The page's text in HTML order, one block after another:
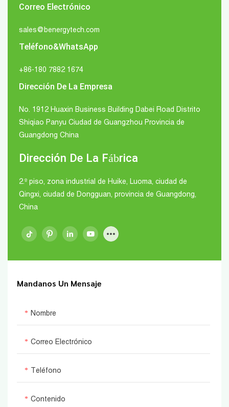
Correo Electrónico
sales@benergytech.com
Teléfono&WhatsApp
+86-180 7882 1674
Dirección De La Empresa
No. 1912 Huaxin Business Building Dabei Road Distrito
Shiqiao Panyu Ciudad de Guangzhou Provincia de
Guangdong China
Dirección De La Fábrica
2.º piso, zona industrial de Huike, Luoma, ciudad de
Qingxi, ciudad de Dongguan, provincia de Guangdong,
China
Mandanos Un Mensaje
Nombre
Correo Electrónico
Teléfono
Contenido